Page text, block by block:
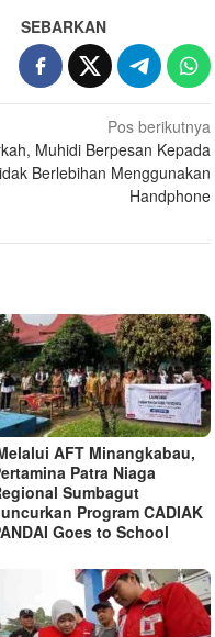
SEBARKAN
Pos berikutnya
Muhidi Berpesan Kepada
Berlebihan Menggunakan
Handphone
AFT Minangkabau,
Patra Niaga
Sumbagut
Program CADIAK
Goes to School